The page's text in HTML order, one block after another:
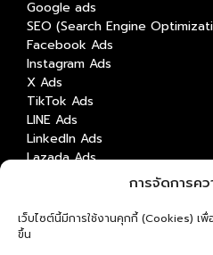
การจัดการค
เว็บไซต์นี้มีการใช้งานคุกกี้ (Cookies)
ขึ้น
Google ads
SEO (Search Engine
Facebook Ads
Instagram Ads
X Ads
TikTok Ads
LINE Ads
LinkedIn Ads
Lazada Ads
Content Creation & Strategy
Video Production